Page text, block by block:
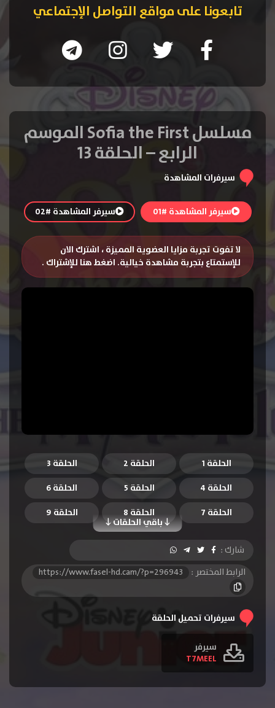
تابعونا على مواقع التواصل الإجتماعي
مسلسل Sofia the First الموسم
الرابع – الحلقة 13
سيرفرات المشاهدة
سيرفر المشاهدة #01 سيرفر المشاهدة #02
لا تفوت تجربة مزايا العضوية المميزة ، اشترك الان
للإستمتاع بتجربة مشاهدة خيالية. اضغط هنا للإشتراك .
الحلقة 1 الحلقة 2
الحلقة 3
الحلقة 4
الحلقة 5 الحلقة 6
باقي الحلقات
الحلقة 7 الحلقة 8
الحلقة 9
الحلقة 11
الحلقة 22
الحلقة 25
الحلقة 28
الحلقة 29
الحلقة 30
شارك :
الرابط المختصر :
https://www.fasel-hd.cam/?p=296943
سيرفرات تحميل الحلقة
سيرفر
T7MEEL